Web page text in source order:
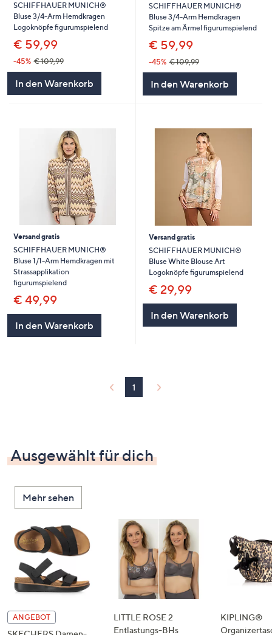
SCHIFFHAUER MUNICH®
Bluse 3/4-Arm Hemdkragen
Logoknöpfe figurumspielend
€ 59,99
-45% € 109,99
In den Warenkorb
SCHIFFHAUER MUNICH®
Bluse 3/4-Arm Hemdkragen
Spitze am Ärmel figurumspielend
€ 59,99
-45% € 109,99
In den Warenkorb
Versand gratis
SCHIFFHAUER MUNICH®
Bluse 1/1-Arm Hemdkragen mit
Strassapplikation
figurumspielend
€ 49,99
In den Warenkorb
Versand gratis
SCHIFFHAUER MUNICH®
Bluse White Blouse Art
Logoknöpfe figurumspielend
€ 29,99
In den Warenkorb
1
Ausgewählt für dich
Mehr sehen
ANGEBOT
LITTLE ROSE 2
Entlastungs-BHs
KIPLING®